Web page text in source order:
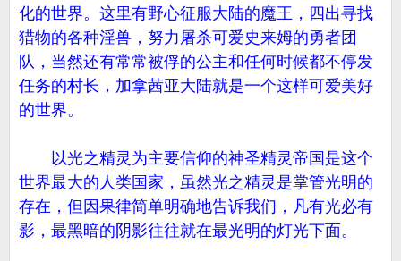
化的世界。这里有野心征服大陆的魔王，四出寻找
猎物的各种淫兽，努力屠杀可爱史来姆的勇者团
队，当然还有常常被俘的公主和任何时候都不停发
任务的村长，加拿茜亚大陆就是一个这样可爱美好
的世界。
以光之精灵为主要信仰的神圣精灵帝国是这个
世界最大的人类国家，虽然光之精灵是掌管光明的
存在，但因果律简单明确地告诉我们，凡有光必有
影，最黑暗的阴影往往就在最光明的灯光下面。